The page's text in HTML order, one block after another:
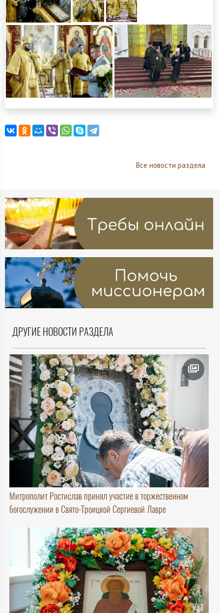
Все новости раздела
ДРУГИЕ НОВОСТИ РАЗДЕЛА
Митрополит Ростислав принял участие в торжественном
богослужении в Свято-Троицкой Сергиевой Лавре